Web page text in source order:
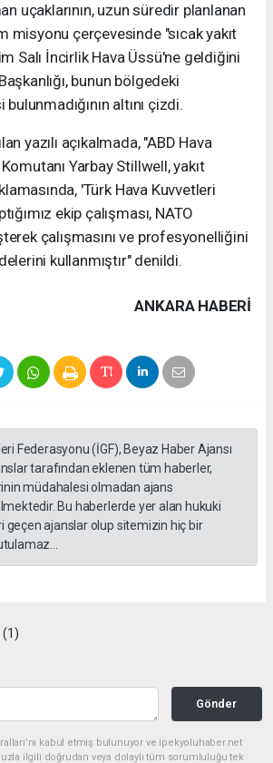
uçaklarının, uzun süredir planlanan
misyonu çerçevesinde "sıcak yakıt
Salı İncirlik Hava Üssü'ne geldiğini
bunun bölgedeki
altını çizdi.
yazılı açıkalmada, "ABD Hava
Yarbay Stillwell, yakıt
'Türk Hava Kuvvetleri
ekip çalışması, NATO
çalışmasını ve profesyonelliğini
kullanmıştır" denildi.
ANKARA HABERİ
Federasyonu (İGF), Beyaz Haber Ajansı
tarafından eklenen tüm haberler,
müdahalesi olmadan ajans
Bu haberlerde yer alan hukuki
geçen ajanslar olup sitemizin hiç bir
(1)
Gönder
kabul etmiş bulunuyor ve ipekyoluhaber.net
ilgili doğrudan veya dolaylı tüm sorumluluğu tek